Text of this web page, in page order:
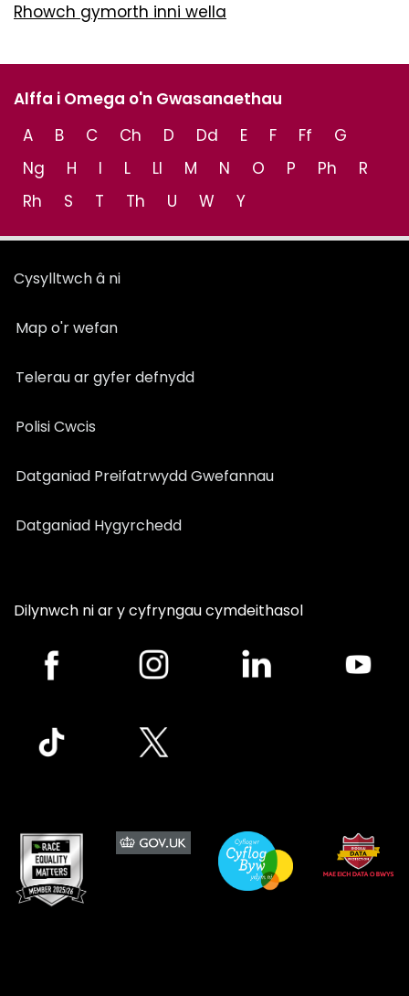
Rhowch gymorth inni wella
Alffa i Omega o'n Gwasanaethau
A
B C Ch D Dd E F Ff
G
Ng
H I L Ll M N O P Ph
R
Rh
S T Th U W Y
Cysylltwch â ni
Map o'r wefan
Telerau ar gyfer defnydd
Polisi Cwcis
Datganiad Preifatrwydd Gwefannau
Datganiad Hygyrchedd
Dilynwch ni ar y cyfryngau cymdeithasol